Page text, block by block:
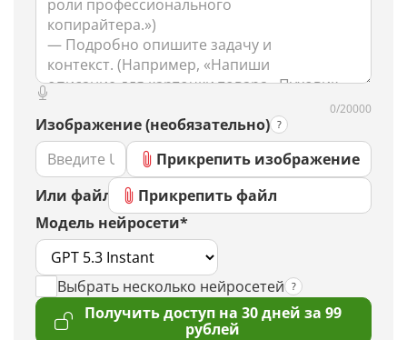
0/20000
Изображение (необязательно)
Прикрепить изображение
Или файл
Прикрепить файл
Модель нейросети*
Выбрать несколько нейросетей
Получить доступ на 30 дней за 99
рублей